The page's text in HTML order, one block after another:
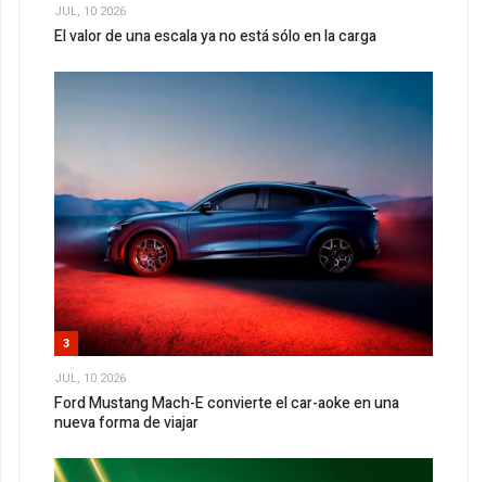
JUL, 10 2026
El valor de una escala ya no está sólo en la carga
3
JUL, 10 2026
Ford Mustang Mach-E convierte el car-aoke en una
nueva forma de viajar